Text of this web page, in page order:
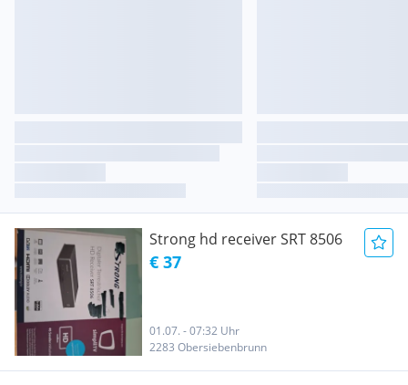
Strong hd receiver SRT 8506
€ 37
01.07. - 07:32 Uhr
2283 Obersiebenbrunn